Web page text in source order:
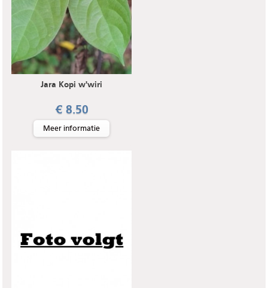
Jara Kopi w'wiri
€ 8.50
Meer informatie